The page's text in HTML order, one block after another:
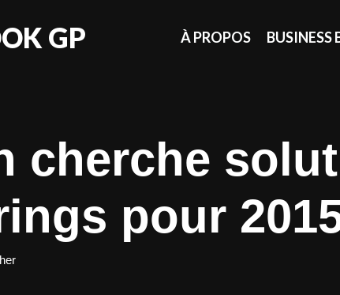
GP À PROPOS BUSINESS
cherche
pour